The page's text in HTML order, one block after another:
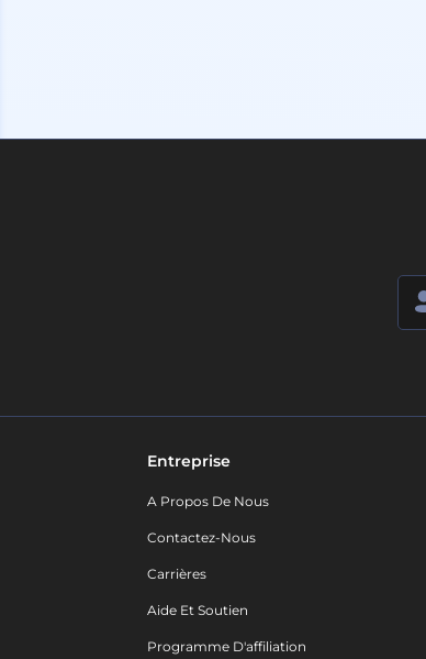
Entreprise
A Propos De Nous
Contactez-Nous
Carrières
Aide Et Soutien
Programme D'affiliation